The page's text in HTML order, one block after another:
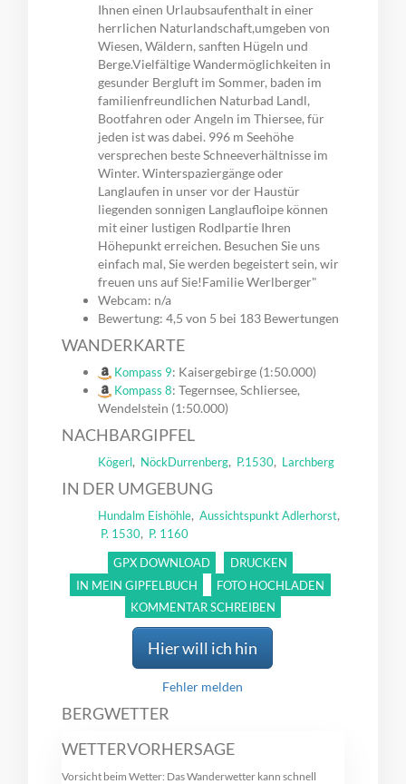
Ihnen einen Urlaubsaufenthalt in einer
herrlichen Naturlandschaft,umgeben von
Wiesen, Wäldern, sanften Hügeln und
Berge.Vielfältige Wandermöglichkeiten in
gesunder Bergluft im Sommer, baden im
familienfreundlichen Naturbad Landl,
Bootfahren oder Angeln im Thiersee, für
jeden ist was dabei. 996 m Seehöhe
versprechen beste Schneeverhältnisse im
Winter. Winterspaziergänge oder
Langlaufen in unser vor der Haustür
liegenden sonnigen Langlaufloipe können
mit einer lustigen Rodlpartie Ihren
Höhepunkt erreichen. Besuchen Sie uns
einfach mal, Sie werden begeistert sein, wir
freuen uns auf Sie!Familie Werlberger"
Webcam: n/a
Bewertung: 4,5 von 5 bei 183 Bewertungen
WANDERKARTE
Kompass 9: Kaisergebirge (1:50.000)
Kompass 8: Tegernsee, Schliersee,
Wendelstein (1:50.000)
NACHBARGIPFEL
Kögerl, NöckDurrenberg, P.1530, Larchberg
IN DER UMGEBUNG
Hundalm Eishöhle,Aussichtspunkt Adlerhorst,
P. 1530, P. 1160
GPX DOWNLOAD
DRUCKEN
IN MEIN GIPFELBUCH
FOTO HOCHLADEN
KOMMENTAR SCHREIBEN
Hier will ich hin
Fehler melden
BERGWETTER
WETTERVORHERSAGE
Vorsicht beim Wetter: Das Wanderwetter kann schnell